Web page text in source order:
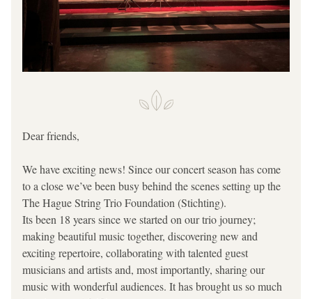
Dear friends,
We have exciting news! Since our concert season has come
to a close we’ve been busy behind the scenes setting up the
The Hague String Trio Foundation (Stichting).
Its been 18 years since we started on our trio journey;
making beautiful music together, discovering new and
exciting repertoire, collaborating with talented guest
musicians and artists and, most importantly, sharing our
music with wonderful audiences. It has brought us so much